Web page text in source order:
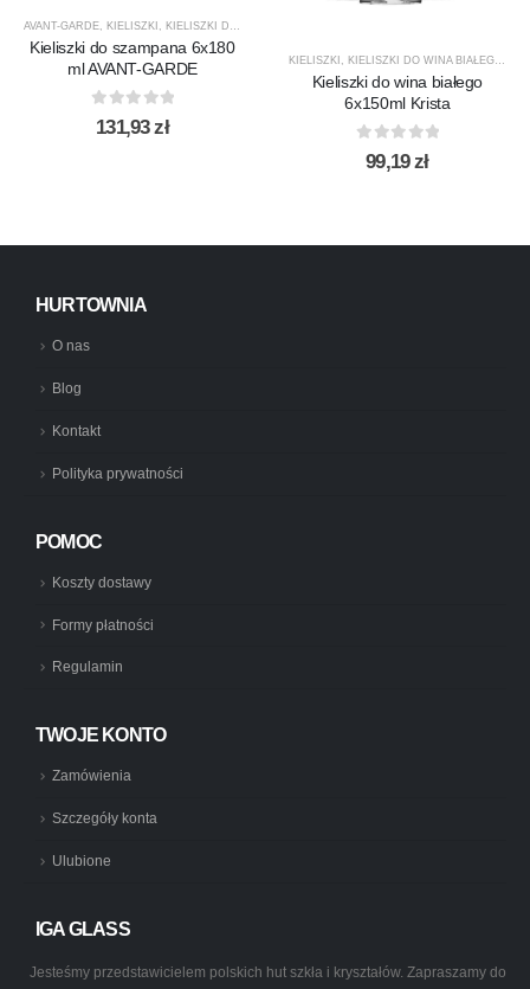
AVANT-GARDE KIELISZKI KIELISZKI DO SZAMPANA
Kieliszki do szampana 6x180
ml AVANT-GARDE
0out of 5
131,93zł
KIELISZKI KIELISZKI DO WINA BIAŁEGO
Kieliszki do wina białego
6x150ml Krista
out of 5
99,19zł
HURTOWNIA
O nas
Blog
Kontakt
Polityka prywatności
POMOC
Koszty dostawy
Formy płatności
Regulamin
TWOJE KONTO
Zamówienia
Szczegóły konta
Ulubione
IGA GLASS
Jesteśmy przedstawicielem polskich hut szkła i kryształów. Zapraszamy do